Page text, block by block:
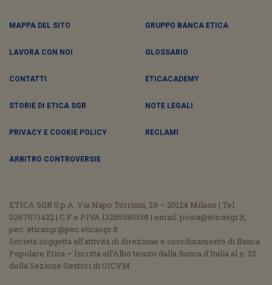
MAPPA DEL SITO GRUPPO BANCA ETICA
LAVORA CON NOI GLOSSARIO
CONTATTI ETICACADEMY
STORIE DI ETICA SGR NOTE LEGALI
PRIVACY E COOKIE POLICY RECLAMI
ARBITRO CONTROVERSIE
ETICA SGR S.p.A. Via Napo Torriani, 29 – 20124 Milano | Tel.
0267071422 | C.F e P.IVA 13285580158 | email: posta@eticasgr.it,
pec: eticasgr@pec.eticasgr.it
Società soggetta all’attività di direzione e coordinamento di Banca
Popolare Etica – Iscritta all’Albo tenuto dalla Banca d’Italia al n. 32
della Sezione Gestori di OICVM